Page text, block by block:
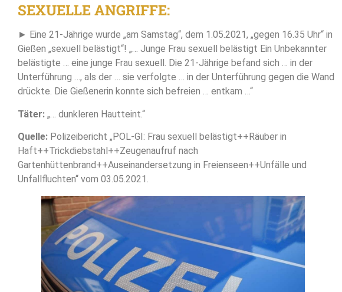
SEXUELLE ANGRIFFE:
► Eine 21-Jährige wurde „am Samstag“, dem 1.05.2021, „gegen 16.35 Uhr“ in
Gießen „sexuell belästigt“! „… Junge Frau sexuell belästigt Ein Unbekannter
belästigte … eine junge Frau sexuell. Die 21-Jährige befand sich … in der
Unterführung …, als der … sie verfolgte … in der Unterführung gegen die Wand
drückte. Die Gießenerin konnte sich befreien … entkam …“
Täter: „… dunkleren Hautteint.“
Quelle: Polizeibericht „POL-GI: Frau sexuell belästigt++Räuber in
Haft++Trickdiebstahl++Zeugenaufruf nach
Gartenhüttenbrand++Auseinandersetzung in Freienseen++Unfälle und
Unfallfluchten“ vom 03.05.2021.